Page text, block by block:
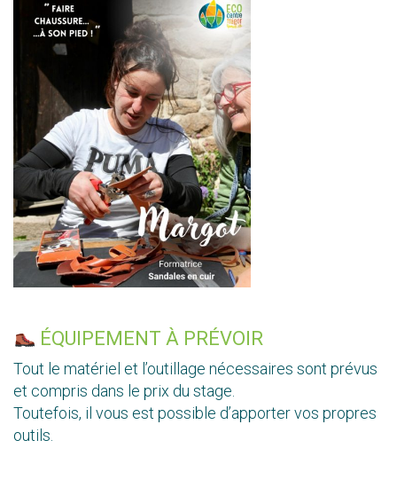
ÉQUIPEMENT À PRÉVOIR
Tout le matériel et l’outillage nécessaires sont prévus
et compris dans le prix du stage.
Toutefois, il vous est possible d’apporter vos propres
outils.